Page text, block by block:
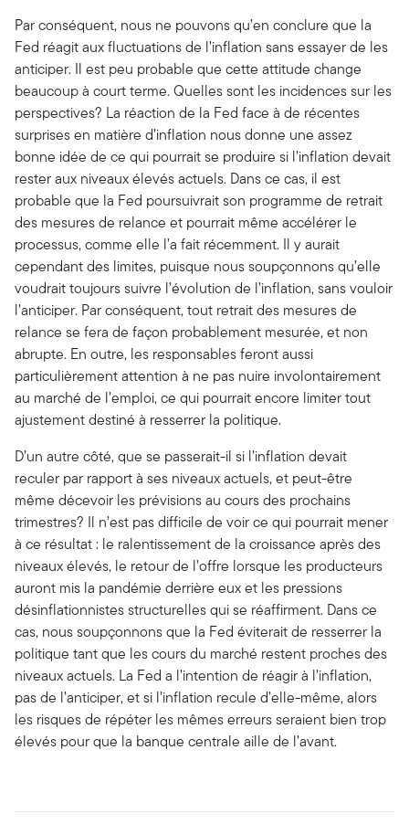
Par conséquent, nous ne pouvons qu’en conclure que la
Fed réagit aux fluctuations de l’inflation sans essayer de les
anticiper. Il est peu probable que cette attitude change
beaucoup à court terme. Quelles sont les incidences sur les
perspectives? La réaction de la Fed face à de récentes
surprises en matière d’inflation nous donne une assez
bonne idée de ce qui pourrait se produire si l’inflation devait
rester aux niveaux élevés actuels. Dans ce cas, il est
probable que la Fed poursuivrait son programme de retrait
des mesures de relance et pourrait même accélérer le
processus, comme elle l’a fait récemment. Il y aurait
cependant des limites, puisque nous soupçonnons qu’elle
voudrait toujours suivre l’évolution de l’inflation, sans vouloir
l’anticiper. Par conséquent, tout retrait des mesures de
relance se fera de façon probablement mesurée, et non
abrupte. En outre, les responsables feront aussi
particulièrement attention à ne pas nuire involontairement
au marché de l’emploi, ce qui pourrait encore limiter tout
ajustement destiné à resserrer la politique.
D’un autre côté, que se passerait-il si l’inflation devait
reculer par rapport à ses niveaux actuels, et peut-être
même décevoir les prévisions au cours des prochains
trimestres? Il n’est pas difficile de voir ce qui pourrait mener
à ce résultat : le ralentissement de la croissance après des
niveaux élevés, le retour de l’offre lorsque les producteurs
auront mis la pandémie derrière eux et les pressions
désinflationnistes structurelles qui se réaffirment. Dans ce
cas, nous soupçonnons que la Fed éviterait de resserrer la
politique tant que les cours du marché restent proches des
niveaux actuels. La Fed a l’intention de réagir à l’inflation,
pas de l’anticiper, et si l’inflation recule d’elle-même, alors
les risques de répéter les mêmes erreurs seraient bien trop
élevés pour que la banque centrale aille de l’avant.